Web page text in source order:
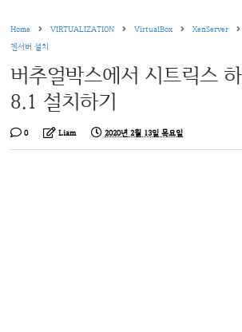
Home VIRTUALIZATION VirtualBox XenServer
젠서버 설치
버추얼박스에서 시트릭스
8.1 설치하기
0 Liam 2020년 2월 13일 목요일